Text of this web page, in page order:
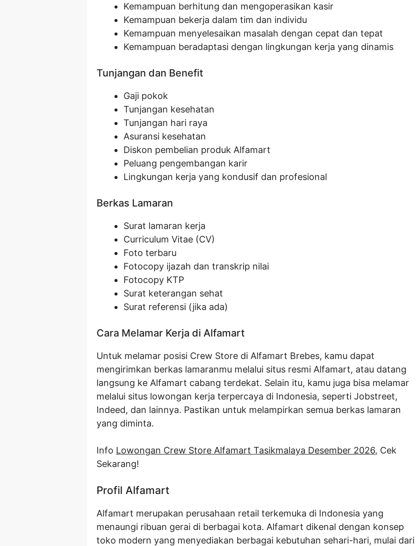
Kemampuan berhitung dan mengoperasikan kasir
Kemampuan bekerja dalam tim dan individu
Kemampuan menyelesaikan masalah dengan cepat dan tepat
Kemampuan beradaptasi dengan lingkungan kerja yang dinamis
Tunjangan dan Benefit
Gaji pokok
Tunjangan kesehatan
Tunjangan hari raya
Asuransi kesehatan
Diskon pembelian produk Alfamart
Peluang pengembangan karir
Lingkungan kerja yang kondusif dan profesional
Berkas Lamaran
Surat lamaran kerja
Curriculum Vitae (CV)
Foto terbaru
Fotocopy ijazah dan transkrip nilai
Fotocopy KTP
Surat keterangan sehat
Surat referensi (jika ada)
Cara Melamar Kerja di Alfamart
Untuk melamar posisi Crew Store di Alfamart Brebes, kamu dapat
mengirimkan berkas lamaranmu melalui situs resmi Alfamart, atau datang
langsung ke Alfamart cabang terdekat. Selain itu, kamu juga bisa melamar
melalui situs lowongan kerja terpercaya di Indonesia, seperti Jobstreet,
Indeed, dan lainnya. Pastikan untuk melampirkan semua berkas lamaran
yang diminta.
Info Lowongan Crew Store Alfamart Tasikmalaya Desember 2026, Cek
Sekarang!
Profil Alfamart
Alfamart merupakan perusahaan retail terkemuka di Indonesia yang
menaungi ribuan gerai di berbagai kota. Alfamart dikenal dengan konsep
toko modern yang menyediakan berbagai kebutuhan sehari-hari, mulai dari